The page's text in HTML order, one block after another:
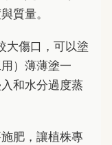
質量。
大傷口，可以塗
）薄薄塗一
和水分過度蒸
肥，讓植株專